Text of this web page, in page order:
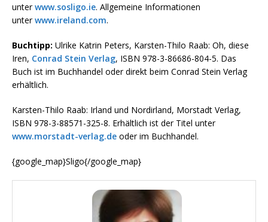
unterwww.sosligo.ie. Allgemeine Informationen
unterwww.ireland.com.
Buchtipp: Ulrike Katrin Peters, Karsten-Thilo Raab: Oh, diese
Iren, Conrad Stein Verlag, ISBN 978-3-86686-804-5. Das
Buch ist im Buchhandel oder direkt beim Conrad Stein Verlag
erhältlich.
Karsten-Thilo Raab: Irland und Nordirland, Morstadt Verlag,
ISBN 978-3-88571-325-8. Erhältlich ist der Titel unter
www.morstadt-verlag.de oder im Buchhandel.
{google_map}Sligo{/google_map}